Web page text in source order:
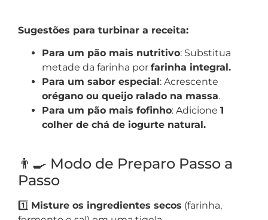
Sugestões para turbinar a receita:
Para um pão mais nutritivo: Substitua
metade da farinha por farinha integral.
Para um sabor especial: Acrescente
orégano ou queijo ralado na massa.
Para um pão mais fofinho: Adicione 1
colher de chá de iogurte natural.
👨‍🍳 Modo de Preparo Passo a
Passo
1️⃣ Misture os ingredientes secos (farinha,